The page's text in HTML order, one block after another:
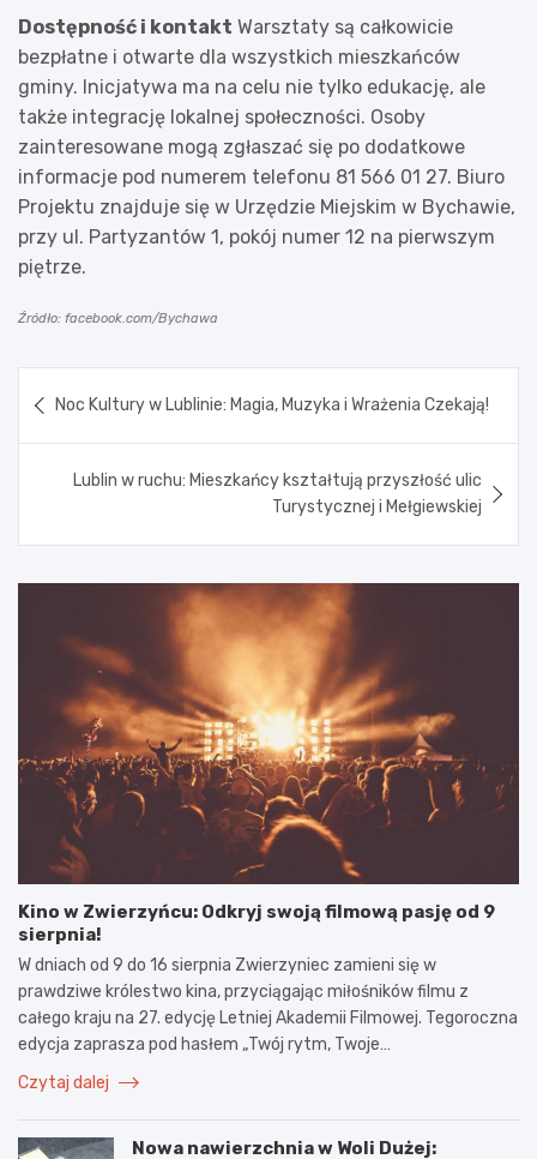
Dostępność i kontakt Warsztaty są całkowicie
bezpłatne i otwarte dla wszystkich mieszkańców
gminy. Inicjatywa ma na celu nie tylko edukację, ale
także integrację lokalnej społeczności. Osoby
zainteresowane mogą zgłaszać się po dodatkowe
informacje pod numerem telefonu 81 566 01 27. Biuro
Projektu znajduje się w Urzędzie Miejskim w Bychawie,
przy ul. Partyzantów 1, pokój numer 12 na pierwszym
piętrze.
Źródło: facebook.com/Bychawa
wpisu
Noc Kultury w Lublinie: Magia, Muzyka i Wrażenia Czekają!
Lublin w ruchu: Mieszkańcy kształtują przyszłość ulic
Turystycznej i Mełgiewskiej
Kino w Zwierzyńcu: Odkryj swoją filmową pasję od 9
sierpnia!
W dniach od 9 do 16 sierpnia Zwierzyniec zamieni się w
prawdziwe królestwo kina, przyciągając miłośników filmu z
całego kraju na 27. edycję Letniej Akademii Filmowej. Tegoroczna
edycja zaprasza pod hasłem „Twój rytm, Twoje…
Czytaj dalej
Nowa nawierzchnia w Woli Dużej: